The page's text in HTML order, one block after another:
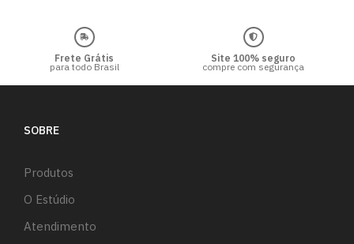
Frete Grátis
para todo Brasil
Site 100% seguro
compre com segurança
SOBRE
Produtos
O Estúdio
Atendimento